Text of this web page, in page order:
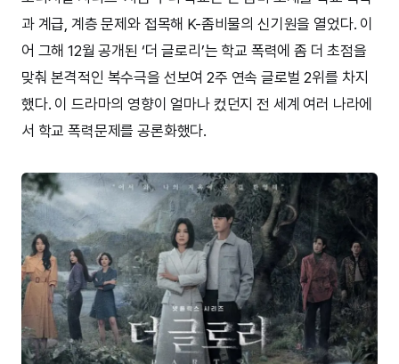
과 계급, 계층 문제와 접목해 K-좀비물의 신기원을 열었다. 이
어 그해 12월 공개된 ‘더 글로리’는 학교 폭력에 좀 더 초점을
맞춰 본격적인 복수극을 선보여 2주 연속 글로벌 2위를 차지
했다. 이 드라마의 영향이 얼마나 컸던지 전 세계 여러 나라에
서 학교 폭력문제를 공론화했다.